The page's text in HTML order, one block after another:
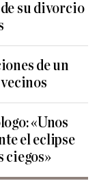
su divorcio
de un
«Unos
el eclipse
ciegos»